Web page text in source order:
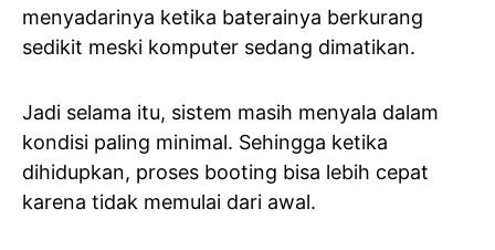
menyadarinya ketika baterainya berkurang
sedikit meski komputer sedang dimatikan.
Jadi selama itu, sistem masih menyala dalam
kondisi paling minimal. Sehingga ketika
dihidupkan, proses booting bisa lebih cepat
karena tidak memulai dari awal.